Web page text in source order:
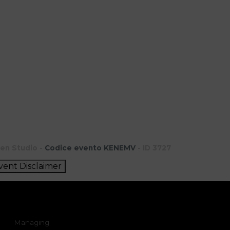
Codice evento KENEMV
Disclaimer
Managing